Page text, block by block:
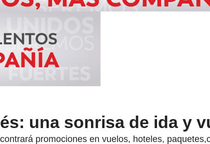
una sonrisa de ida y
promociones en vuelos, hoteles,